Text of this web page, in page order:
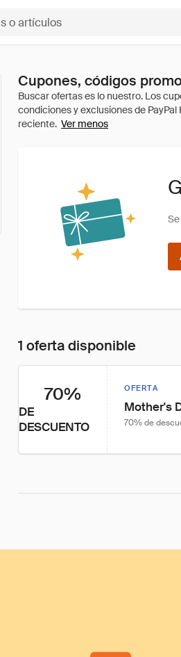
Cupones, códigos
Ver menos
1 oferta disponible
70%
DE
DESCUENTO
OFERTA
Mother's
70% de